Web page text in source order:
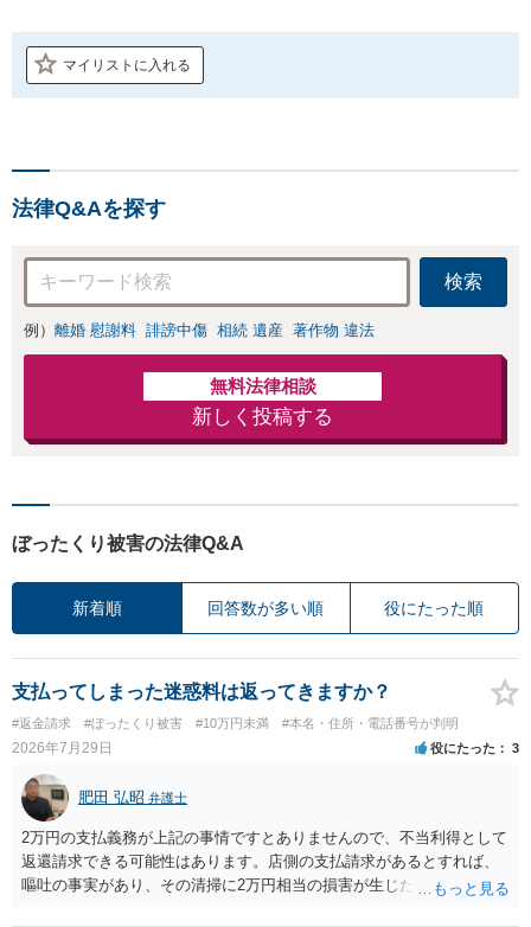
マイリストに入れる
法律Q&Aを探す
検索
例） 離婚 慰謝料 誹謗中傷 相続 遺産 著作物 違法
無料法律相談
新しく投稿する
ぼったくり被害の法律Q&A
新着順 回答数が多い順 役にたった順
支払ってしまった迷惑料は返ってきますか？
#返金請求 #ぼったくり被害 #10万円未満 #本名・住所・電話番号が判明
2026年7月29日 役にたった 3
肥田 弘昭 弁護士
2万円の支払義務が上記の事情ですとありませんので、不当利得として
返還請求できる可能性はあります。店側の支払請求があるとすれば、
嘔吐の事実があり、その清掃に2万円相当の損害が生じた場合です。ご